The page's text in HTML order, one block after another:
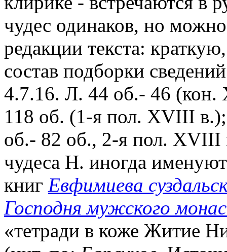
чудес одинаков, но
редакции текста:
состав подборки
4.7.16. Л. 44 об.- 46
118 об. (1-я пол. XVIII
об.- 82 об., 2-я пол.
чудеса Н. иногда
книг Евфимиева
Господня мужского
«тетради в коже Житие